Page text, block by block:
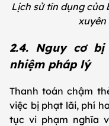
Lịch sử tín dụng của
xuyên
2.4. Nguy cơ
nhiệm pháp lý
Thanh toán chậm
việc bị phạt lãi, phí
tục vi phạm nghĩa